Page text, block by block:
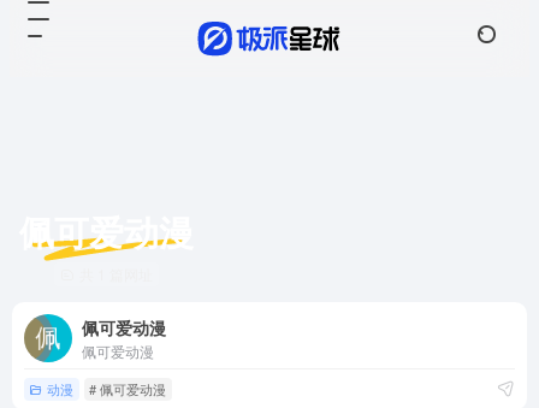
佩可爱动漫
佩可爱动漫
佩可爱动漫
动漫 # 佩可爱动漫